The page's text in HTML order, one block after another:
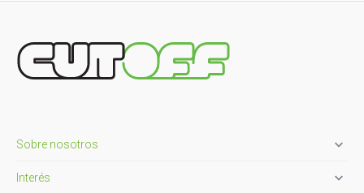
Sobre nosotros 
Interés 